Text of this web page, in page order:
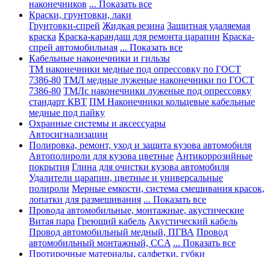
наконечников ... Показать все
Краски, грунтовки, лаки
Грунтовки-спрей Жидкая резина Защитная удаляемая
краска Краска-карандаш для ремонта царапин Краска-
спрей автомобильная ... Показать все
Кабельные наконечники и гильзы
ТМ наконечники медные под опрессовку по ГОСТ
7386-80 ТМЛ медные луженые наконечники по ГОСТ
7386-80 ТМЛс наконечники луженые под опрессовку
стандарт КВТ ПМ Наконечники кольцевые кабельные
медные под пайку
Охранные системы и аксессуары
Автосигнализации
Полировка, ремонт, уход и защита кузова автомобиля
Автополироли для кузова цветные Антикоррозийные
покрытия Глина для очистки кузова автомобиля
Удалители царапин, цветные и универсальные
полироли Мерные емкости, система смешивания красок,
лопатки для размешивания ... Показать все
Провода автомобильные, монтажные, акустические
Витая пара Греющий кабель Акустический кабель
Провод автомобильный медный, ПГВА Провод
автомобильный монтажный, CCA ... Показать все
Протирочные материалы, салфетки, губки